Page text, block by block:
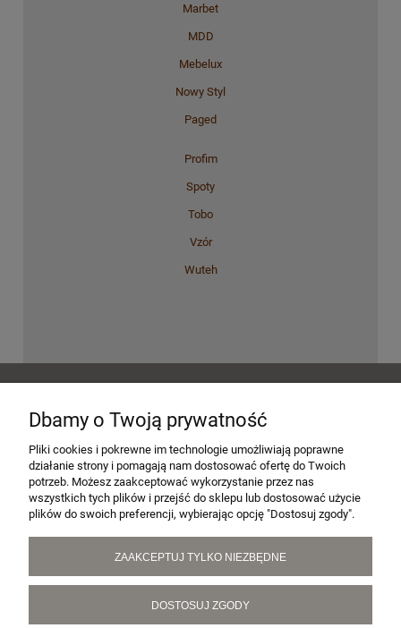
Marbet
MDD
Mebelux
Nowy Styl
Paged
Profim
Spoty
Tobo
Vzór
Wuteh
MOJE KONTO
PŁATNOŚCI I DOSTAWA
INFORMACJE
Dbamy o Twoją prywatność
Pliki cookies i pokrewne im technologie umożliwiają poprawne
działanie strony i pomagają nam dostosować ofertę do Twoich
potrzeb. Możesz zaakceptować wykorzystanie przez nas
wszystkich tych plików i przejść do sklepu lub dostosować użycie
plików do swoich preferencji, wybierając opcję "Dostosuj zgody".
ZAAKCEPTUJ TYLKO NIEZBĘDNE
DOSTOSUJ ZGODY